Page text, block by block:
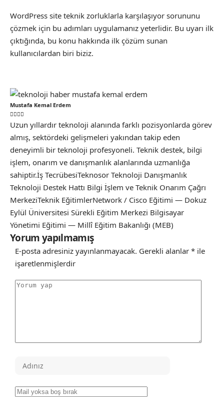
WordPress site teknik zorluklarla karşılaşıyor sorununu
çözmek için bu adımları uygulamanız yeterlidir. Bu uyarı ilk
çıktığında, bu konu hakkında ilk çözüm sunan
kullanıcılardan biri biziz.
Mustafa Kemal Erdem
Uzun yıllardır teknoloji alanında farklı pozisyonlarda görev
almış, sektördeki gelişmeleri yakından takip eden
deneyimli bir teknoloji profesyoneli. Teknik destek, bilgi
işlem, onarım ve danışmanlık alanlarında uzmanlığa
sahiptir.İş TecrübesiTeknosor Teknoloji Danışmanlık
Teknoloji Destek Hattı Bilgi İşlem ve Teknik Onarım Çağrı
MerkeziTeknik EğitimlerNetwork / Cisco Eğitimi — Dokuz
Eylül Üniversitesi Sürekli Eğitim Merkezi Bilgisayar
Yönetimi Eğitimi — Millî Eğitim Bakanlığı (MEB)
Yorum yapılmamış
E-posta adresiniz yayınlanmayacak. Gerekli alanlar * ile
işaretlenmişlerdir